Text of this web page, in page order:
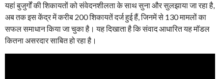
यहां बुजुर्गों की शिकायतों को संवेदनशीलता के साथ सुना और सुलझाया जा रहा है,
अब तक इस केंद्र में करीब 200 शिकायतें दर्ज हुई हैं, जिनमें से 130 मामलों का
सफल समाधान किया जा चुका है। यह दिखाता है कि संवाद आधारित यह मॉडल
कितना असरदार साबित हो रहा है।